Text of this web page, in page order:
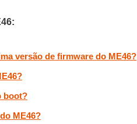
versão de firmware do ME46?
boot?
ME46?